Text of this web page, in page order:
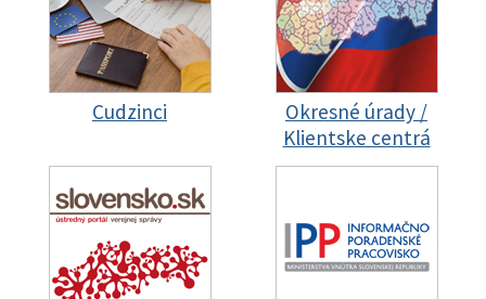
Cudzinci
Okresné úrady /
Klientske centrá